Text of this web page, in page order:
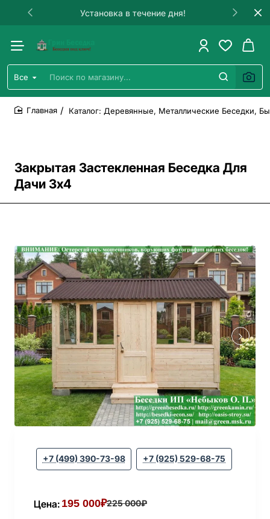
Установка в течение дня!
Все
Поиск
по
магазину...
Закрытая Застекленная Беседка Для
Дачи 3х4
Каталог: Деревянные, Металлические Беседки,
+7 (499) 390-73-98 +7 (925) 529-68-75
Цена: 195 000₽225 000₽